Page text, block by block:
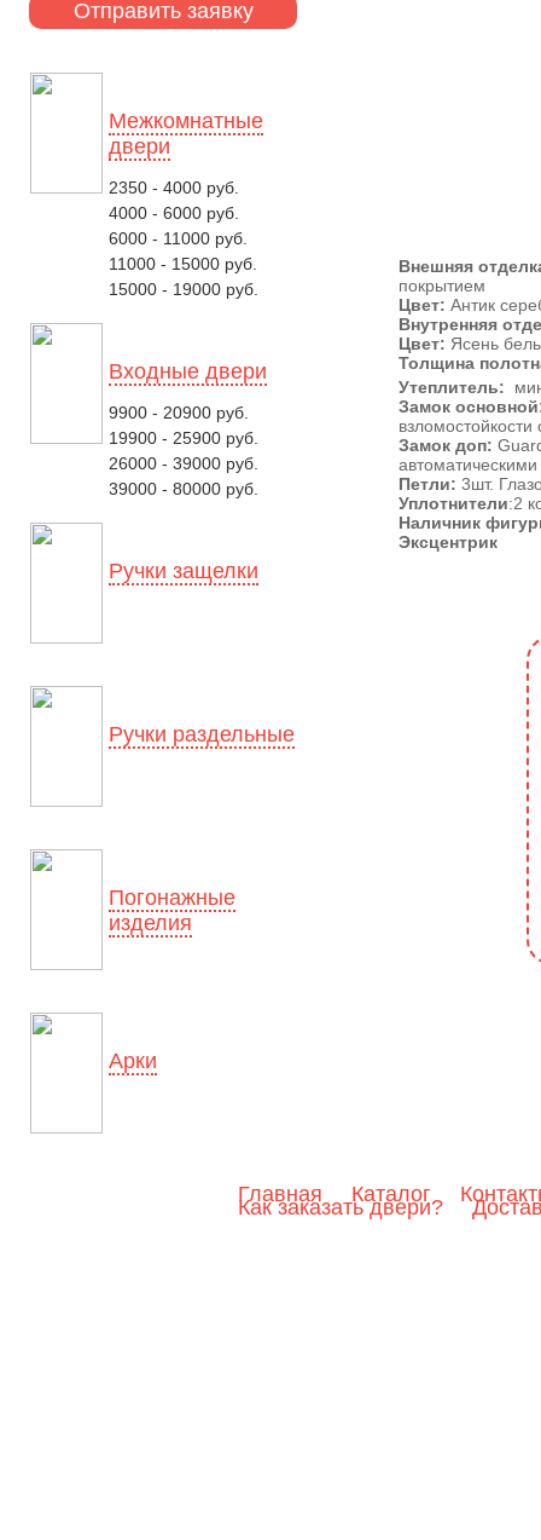
Межкомнатные
двери
2350 - 4000 руб.
4000 - 6000 руб.
6000 - 11000 руб.
11000 - 15000 руб.
15000 - 19000 руб.
Входные двери
9900 - 20900 руб.
19900 - 25900 руб.
26000 - 39000 руб.
39000 - 80000 руб.
Ручки защелки
Ручки раздельные
Погонажные
изделия
Арки
Внешняя
покрытием
Цвет: Антик
Внутренняя
Цвет: Ясень
Толщина
Утеплитель:
Замок
Замок доп:
Петли: 3шт.
Уплотнители:2
Наличник
Эксцентрик
Главная Каталог
Как заказать двери?